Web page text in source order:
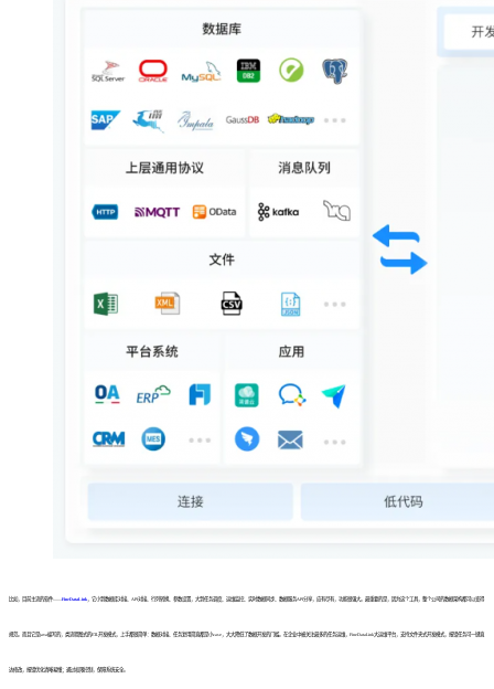
比如，目前主流的软件—— FineDataLink ，它小到数据库对接、API对接、行列转换、参数设置，大到任务调度、运维监控、实时数据同步、数据服务API分享，应有尽有，功能很强大。最重要的是，因为这个工具，整个公司的数据架构都可以变得
规范。而且它是java编写的，类流程图式的ETL开发模式，上手都很简单：数据对接、任务复用简直都是小case，大大降低了数据开发的门槛。在企业中被关注最多的任务运维，FineDataLink大运维平台，支持文件夹式开发模式，报错任务可一键直
达修改，报错优化清晰易懂；通过权限控制，保障系统安全。